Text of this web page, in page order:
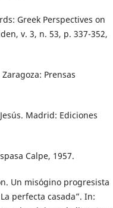
Greek Perspectives on
v. 3, n. 53, p. 337-352,
Prensas
Madrid: Ediciones
Calpe, 1957.
Un misógino progresista
perfecta casada”. In: